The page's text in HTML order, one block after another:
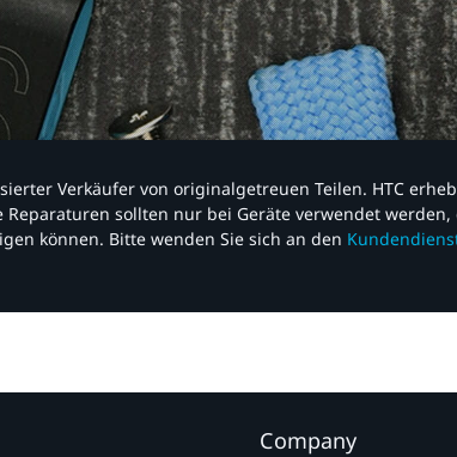
Verkäufer von originalgetreuen Teilen. HTC
sollten nur bei Geräte verwendet
können. Bitte wenden Sie sich an den
Company